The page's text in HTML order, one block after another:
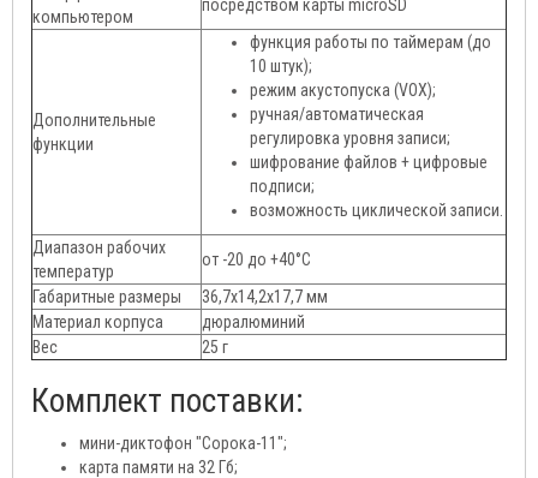
компьютером
посредством карты microSD
Дополнительные
функции
функция работы по таймерам (до
10 штук);
режим акустопуска (VOX);
ручная/автоматическая
регулировка уровня записи;
шифрование файлов + цифровые
подписи;
возможность циклической записи.
Диапазон рабочих
температур
от -20 до +40°C
Габаритные размеры
36,7x14,2x17,7 мм
Материал корпуса
дюралюминий
Вес
25 г
Комплект поставки:
мини-диктофон "Сорока-11";
карта памяти на 32 Гб;